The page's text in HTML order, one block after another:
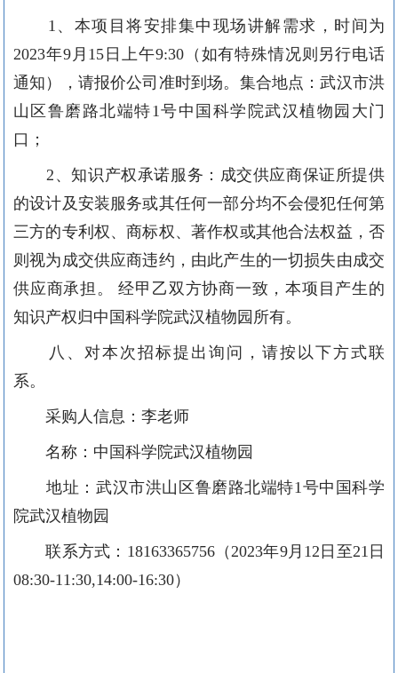
1、本项目将安排集中现场讲解需求，时间为
2023年9月15日上午9:30（如有特殊情况则另行电话
通知），请报价公司准时到场。集合地点：武汉市洪
山区鲁磨路北端特1号中国科学院武汉植物园大门
口；
2、知识产权承诺服务：成交供应商保证所提供
的设计及安装服务或其任何一部分均不会侵犯任何第
三方的专利权、商标权、著作权或其他合法权益，否
则视为成交供应商违约，由此产生的一切损失由成交
供应商承担。
经甲乙双方协商一致，本项目产生的
知识产权归中国科学院武汉植物园所有。
八、对本次招标提出询问，请按以下方式联
系。
采购人信息： 李老师
名称： 中国科学院武汉植物园
地址： 武汉市洪山区鲁磨路北端特1号中国科学
院武汉植物园
联系方式： 18163365756（2023年9月12日至21日
08:30-11:30,14:00-16:30）